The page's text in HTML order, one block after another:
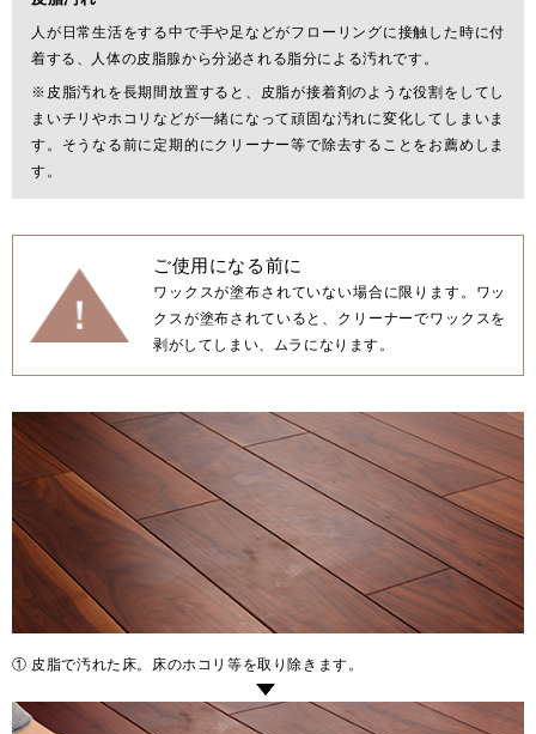
ショールーム SHOWROOM
会社情報
お客様窓口
プロユーザーサイト for Professional
フローリングリフォームお悩み解決サイト
フローリング総合研究所
採用情報
Select Language ENGLISH
人が日常生活をする中で手や足などがフローリングに接触した時に付
着する、人体の皮脂腺から分泌される脂分による汚れです。
※皮脂汚れを長期間放置すると、皮脂が接着剤のような役割をしてし
まいチリやホコリなどが一緒になって頑固な汚れに変化してしまいま
す。そうなる前に定期的にクリーナー等で除去することをお薦めしま
す。
ご使用になる前に
ワックスが塗布されていない場合に限ります。ワッ
クスが塗布されていると、クリーナーでワックスを
剥がしてしまい、ムラになります。
① 皮脂で汚れた床。床のホコリ等を取り除きます。